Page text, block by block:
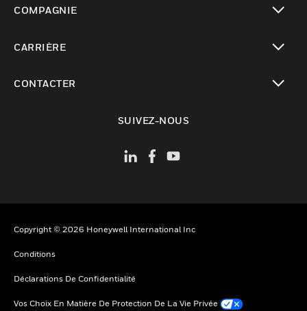
COMPAGNIE
CARRIÈRE
CONTACTER
SUIVEZ-NOUS
Copyright © 2026 Honeywell International Inc
Conditions
Déclarations De Confidentialité
Vos Choix En Matière De Protection De La Vie Privée